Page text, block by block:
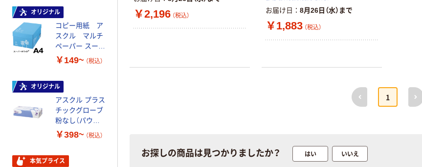
￥2,196 （税込）
お届け日 8月26日（水）まで
￥1,883 （税込）
前へ
1
次へ
お探しの商品は見つかりましたか？ はい いいえ
オリジナル
コピー用紙 ア
スクル マルチ
ペーパー スーパ
ーホワイト+
￥149~ （税込）
オリジナル
アスクル プラス
チックグローブ
粉なし（パウダ
ーフリー）
￥398~ （税込）
本気プライス
オリジナル
芯あり FSC認
本気プライス
蛍光オプテック
レス 10本
オリジナル
ト 粉なし（パ
本気プライス
ペーパータオル
本気プライス